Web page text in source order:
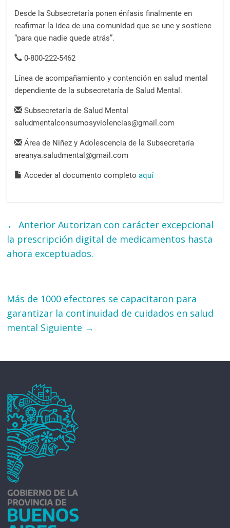
Desde la Subsecretaría ponen énfasis finalmente en
reafirmar la idea de una comunidad que se une y sostiene
“para que nadie quede atrás”.
0-800-222-5462
Línea de acompañamiento y contención en salud mental
dependiente de la subsecretaría de Salud Mental.
Subsecretaría de Salud Mental
saludmentalconsumosyviolencias@gmail.com
Área de Niñez y Adolescencia de la Subsecretaría
areanya.saludmental@gmail.com
Acceder al documento completoaquí
← Anterior Autorizan con carácter excepcional
la prescripción digital de medicamentos hasta
ahora exceptuados.
Más de 1000 efectores se capacitaron para
garantizar la continuidad de cuidados en salud
mental Siguiente →